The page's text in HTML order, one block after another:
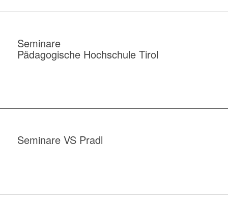
Seminare
Pädagogische Hochschule Tirol
Seminare VS Pradl